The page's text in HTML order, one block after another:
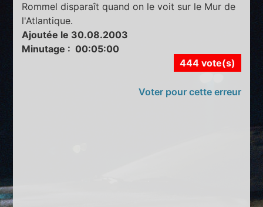
Rommel disparaît quand on le voit sur le Mur de
l'Atlantique.
Ajoutée le 30.08.2003
Minutage : 00:05:00
444 vote(s)
Voter pour cette erreur